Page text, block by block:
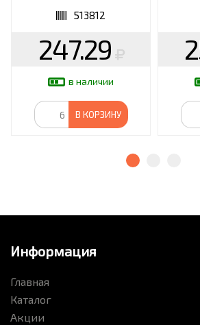
513812
247.29
в наличии
В КОРЗИНУ
Информация
Главная
Каталог
Акции